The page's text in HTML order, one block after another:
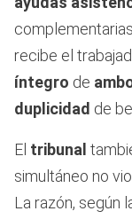
recibe el
íntegro de
duplicidad de
El tribunal
simultáneo no
La razón, según